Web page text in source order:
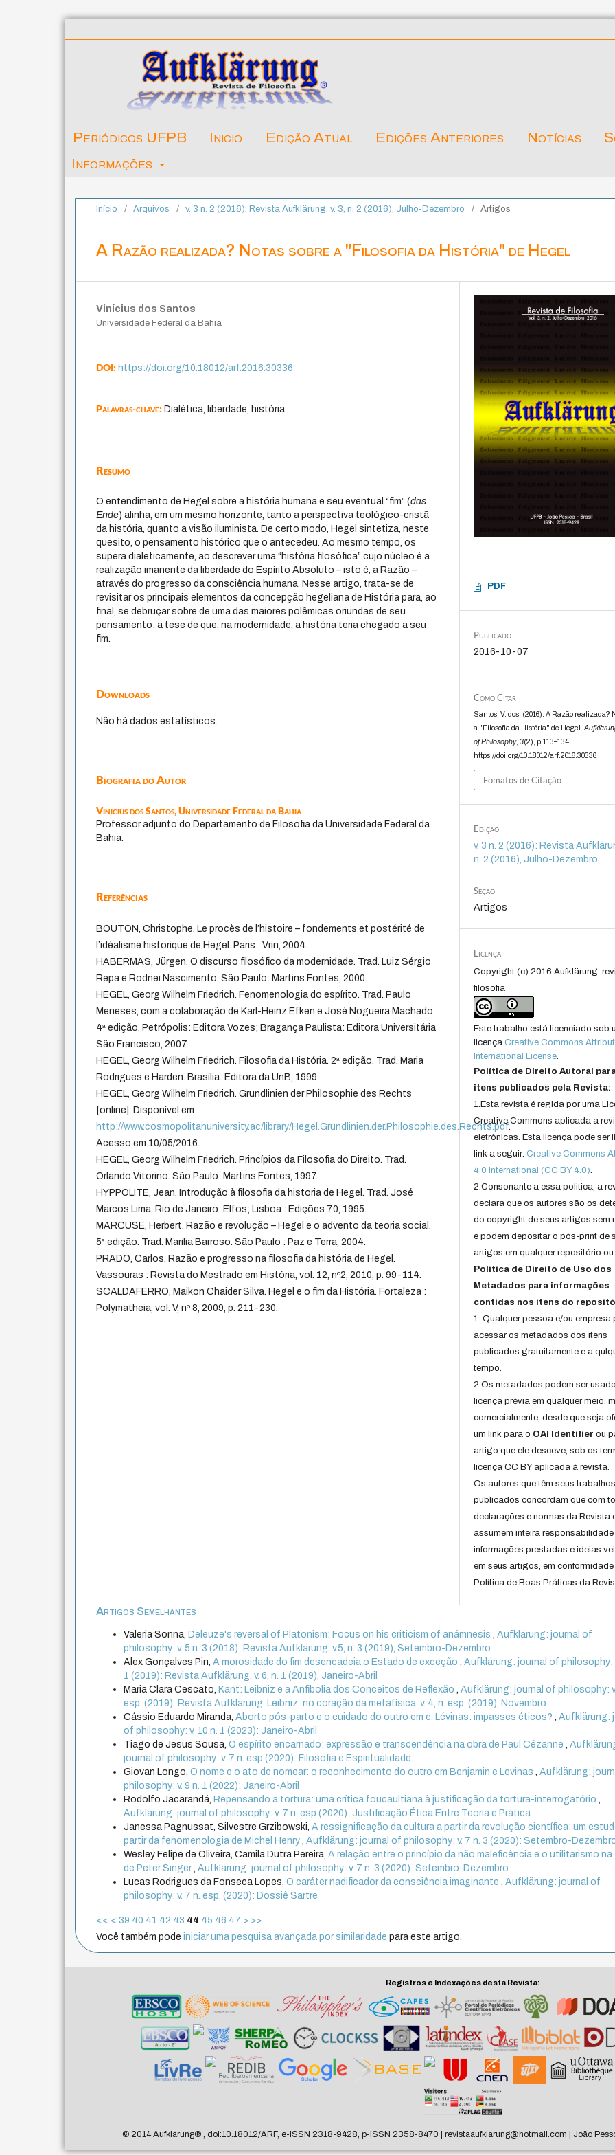
Periódicos UFPB Inicio Edição Atual Edições Anteriores Notícias
Informações
Início / Arquivos / v. 3 n. 2 (2016): Revista Aufklärung. v. 3, n. 2 (2016), Julho-Dezembro / Artigos
A Razão realizada? Notas sobre a "Filosofia da História" de Hegel
Vinícius dos Santos
Universidade Federal da Bahia
DOI:https://doi.org/10.18012/arf.2016.30336
Palavras-chave:Dialética, liberdade, história
Resumo
O entendimento de Hegel sobre a história humana e seu eventual “fim” (das
Ende) alinha, em um mesmo horizonte, tanto a perspectiva teológico-cristã
da história, quanto a visão iluminista. De certo modo, Hegel sintetiza, neste
quesito, o pensamento histórico que o antecedeu. Ao mesmo tempo, os
supera dialeticamente, ao descrever uma “história filosófica” cujo núcleo é a
realização imanente da liberdade do Espírito Absoluto – isto é, a Razão –
através do progresso da consciência humana. Nesse artigo, trata-se de
revisitar os principais elementos da concepção hegeliana de História para, ao
final, se debruçar sobre de uma das maiores polêmicas oriundas de seu
pensamento: a tese de que, na modernidade, a história teria chegado a seu
fim.
Downloads
Não há dados estatísticos.
Biografia do Autor
Vinícius dos Santos,Universidade Federal da Bahia
Professor adjunto do Departamento de Filosofia da Universidade Federal da
Bahia.
Referências
BOUTON, Christophe. Le procès de l’histoire – fondements et postérité de
l’idéalisme historique de Hegel. Paris : Vrin, 2004.
HABERMAS, Jürgen. O discurso filosófico da modernidade. Trad. Luiz Sérgio
Repa e Rodnei Nascimento. São Paulo: Martins Fontes, 2000.
HEGEL, Georg Wilhelm Friedrich. Fenomenologia do espírito. Trad. Paulo
Meneses, com a colaboração de Karl-Heinz Efken e José Nogueira Machado.
4ª edição. Petrópolis: Editora Vozes; Bragança Paulista: Editora Universitária
São Francisco, 2007.
HEGEL, Georg Wilhelm Friedrich. Filosofia da História. 2ª edição. Trad. Maria
Rodrigues e Harden. Brasília: Editora da UnB, 1999.
HEGEL, Georg Wilhelm Friedrich. Grundlinien der Philosophie des Rechts
[online]. Disponível em:
http://www.cosmopolitanuniversity.ac/library/Hegel.Grundlinien.der.Philosophie.des.Rechts.pdf
Acesso em 10/05/2016.
HEGEL, Georg Wilhelm Friedrich. Princípios da Filosofia do Direito. Trad.
Orlando Vitorino. São Paulo: Martins Fontes, 1997.
HYPPOLITE, Jean. Introdução à filosofia da historia de Hegel. Trad. José
Marcos Lima. Rio de Janeiro: Elfos; Lisboa : Edições 70, 1995.
MARCUSE, Herbert. Razão e revolução – Hegel e o advento da teoria social.
5ª edição. Trad. Marilia Barroso. São Paulo : Paz e Terra, 2004.
PRADO, Carlos. Razão e progresso na filosofia da história de Hegel.
Vassouras : Revista do Mestrado em História, vol. 12, nº2, 2010, p. 99-114.
SCALDAFERRO, Maikon Chaider Silva. Hegel e o fim da História. Fortaleza :
Polymatheia, vol. V, nº 8, 2009, p. 211-230.
PDF
Publicado
2016-10-07
Como Citar
Santos, V. dos. (2016). A Razão realizada?
a "Filosofia da História" de Hegel.
of Philosophy,3(2), p.113–134.
https://doi.org/10.18012/arf.2016.30336
Fomatos de Citação
Edição
v. 3 n. 2 (2016): Revista
n. 2 (2016), Julho-Dezembro
Seção
Artigos
Licença
Copyright (c) 2016 Aufklärung:
filosofia
Este trabalho está licenciado sob
licençaCreative Commons
International License.
Política de Direito Autoral
itens publicados pela Revista:
1.Esta revista é regida por uma
Creative Commons aplicada a
eletrônicas. Esta licença pode ser
link a seguir:Creative Commons
4.0 International (CC BY 4.0).
2.Consonante a essa politica, a
declara que os autores são os
do copyright de seus artigos sem
e podem depositar o pós-print de
artigos em qualquer repositório ou
Política de Direito de Uso dos
Metadados para informações
contidas nos itens do
1. Qualquer pessoa e/ou empresa
acessar os metadados dos itens
publicados gratuitamente e a
tempo.
2.Os metadados podem ser
licença prévia em qualquer meio,
comercialmente, desde que seja
um link para o OAI Identifier ou
artigo que ele desceve, sob os
licença CC BY aplicada à revista.
Os autores que têm seus trabalhos
publicados concordam que com
declarações e normas da Revista
assumem inteira responsabilidade
informações prestadas e ideias
em seus artigos, em
Política de Boas Práticas da
Artigos Semelhantes
Valeria Sonna, Deleuze's reversal of Platonism: Focus on his criticism of anámnesis,Aufklärung: journal of
philosophy: v. 5 n. 3 (2018): Revista Aufklärung. v.5, n. 3 (2019), Setembro-Dezembro
Alex Gonçalves Pin,A morosidade do fim desencadeia o Estado de exceção,Aufklärung: journal of philosophy:
1 (2019): Revista Aufklärung. v. 6, n. 1 (2019), Janeiro-Abril
Maria Clara Cescato, Kant: Leibniz e a Anfibolia dos Conceitos de Reflexão,Aufklärung: journal of philosophy:
esp. (2019): Revista Aufklärung. Leibniz: no coração da metafísica. v. 4, n. esp. (2019), Novembro
Cássio Eduardo Miranda,Aborto pós-parto e o cuidado do outro em e. Lévinas: impasses éticos?,Aufklärung:
of philosophy: v. 10 n. 1 (2023): Janeiro-Abril
Tiago de Jesus Sousa,O espírito encarnado: expressão e transcendência na obra de Paul Cézanne,
journal of philosophy: v. 7 n. esp (2020): Filosofia e Espiritualidade
Giovan Longo,O nome e o ato de nomear: o reconhecimento do outro em Benjamin e Levinas,Aufklärung:
philosophy: v. 9 n. 1 (2022): Janeiro-Abril
Rodolfo Jacarandá, Repensando a tortura: uma crítica foucaultiana à justificação da tortura-interrogatório,
Aufklärung: journal of philosophy: v. 7 n. esp (2020): Justificação Ética Entre Teoria e Prática
Janessa Pagnussat, Silvestre Grzibowski,A ressignificação da cultura a partir da revolução científica: um
partir da fenomenologia de Michel Henry,Aufklärung: journal of philosophy: v. 7 n. 3 (2020): Setembro-
Wesley Felipe de Oliveira, Camila Dutra Pereira,A relação entre o princípio da não maleficência e o utilitarismo
de Peter Singer,Aufklärung: journal of philosophy: v. 7 n. 3 (2020): Setembro-Dezembro
Lucas Rodrigues da Fonseca Lopes,O caráter nadificador da consciência imaginante,Aufklärung: journal of
philosophy: v. 7 n. esp. (2020): Dossiê Sartre
<< < 39 40 41 42 43 44 45 46 47 > >>
Você também podeiniciar uma pesquisa avançada por similaridade para este artigo.
Registros e Indexações desta Revista:
© 2014 Aufklärung®, doi:10.18012/ARF, e-ISSN 2318-9428, p-ISSN 2358-8470 | revistaaufklarung@hotmail.com | João